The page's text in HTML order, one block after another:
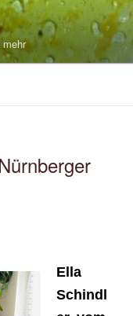
Ella
Schindl